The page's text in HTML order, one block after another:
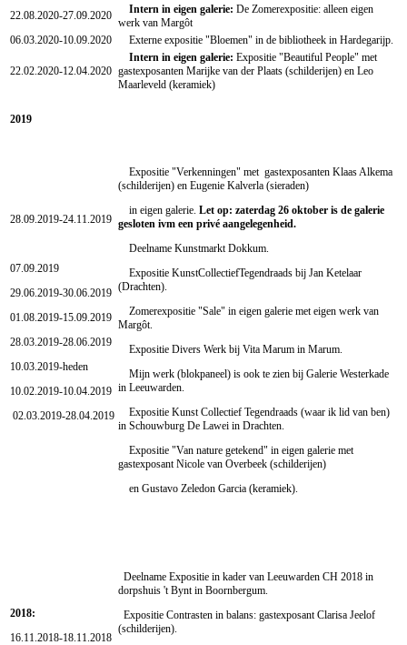
22.08.2020-27.09.2020
Intern in eigen galerie: De Zomerexpositie: alleen eigen
werk van Margôt
06.03.2020-10.09.2020
Externe expositie "Bloemen" in de bibliotheek in Hardegarijp.
22.02.2020-12.04.2020
Intern in eigen galerie: Expositie "Beautiful People" met
gastexposanten Marijke van der Plaats (schilderijen) en Leo
Maarleveld (keramiek)
2019
28.09.2019-24.11.2019
07.09.2019
29.06.2019-30.06.2019
01.08.2019-15.09.2019
28.03.2019-28.06.2019
10.03.2019-heden
10.02.2019-10.04.2019
02.03.2019-28.04.2019
Expositie "Verkenningen" met gastexposanten Klaas Alkema
(schilderijen) en Eugenie Kalverla (sieraden)
in eigen galerie. Let op: zaterdag 26 oktober is de galerie
gesloten ivm een privé aangelegenheid.
Deelname Kunstmarkt Dokkum.
Expositie KunstCollectiefTegendraads bij Jan Ketelaar
(Drachten).
Zomerexpositie "Sale" in eigen galerie met eigen werk van
Margôt.
Expositie Divers Werk bij Vita Marum in Marum.
Mijn werk (blokpaneel) is ook te zien bij Galerie Westerkade
in Leeuwarden.
Expositie Kunst Collectief Tegendraads (waar ik lid van ben)
in Schouwburg De Lawei in Drachten.
Expositie "Van nature getekend" in eigen galerie met
gastexposant Nicole van Overbeek (schilderijen)
en Gustavo Zeledon Garcia (keramiek).
2018:
16.11.2018-18.11.2018
Deelname Expositie in kader van Leeuwarden CH 2018 in
dorpshuis 't Bynt in Boornbergum.
Expositie Contrasten in balans: gastexposant Clarisa Jeelof
(schilderijen).